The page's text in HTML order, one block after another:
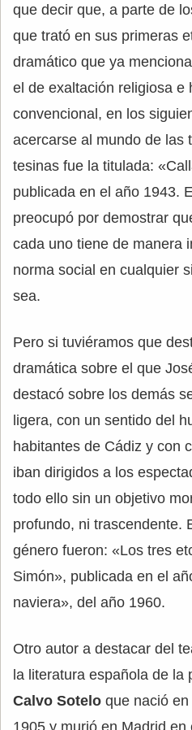
que decir que, a parte de
que trató en sus primeras
dramático que ya
el de exaltación religiosa e
convencional, en los
acercarse al mundo de las
tesinas fue la titulada:
publicada en el año 1943.
preocupó por demostrar
cada uno tiene de manera
norma social en cualquier
sea.
Pero si tuviéramos que
dramática sobre el que
destacó sobre los demás
ligera, con un sentido del
habitantes de Cádiz y con
iban dirigidos a los
todo ello sin un objetivo
profundo, ni trascendente.
género fueron: «Los tres
Simón», publicada en el
naviera», del año 1960.
Otro autor a destacar del
la literatura española de la
Calvo Sotelo que nació
1905 y murió en Madrid